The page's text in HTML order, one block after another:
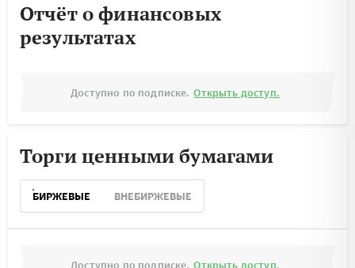
Отчёт о финансовых
результатах
Доступно по подписке. Открыть доступ.
Торги ценными бумагами
БИРЖЕВЫЕ ВНЕБИРЖЕВЫЕ
Доступно по подписке. Открыть доступ.